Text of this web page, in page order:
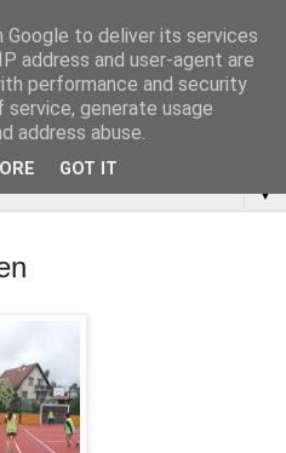
▼
to deliver its services
address and user-agent are
performance and security
generate usage
address abuse.
GOT IT